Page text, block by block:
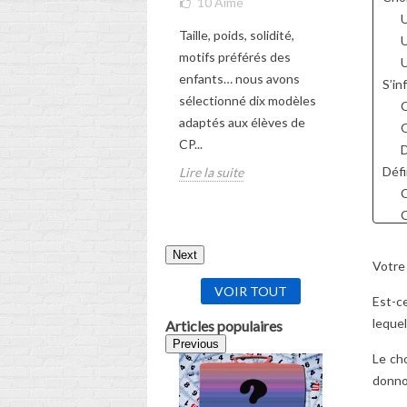
Taille, poids, solidité,
motifs préférés des
enfants… nous avons
sélectionné dix modèles
adaptés aux élèves de
CP...
Lire la suite
complet
le futur
enfant !
Lire la
Next
VOIR TOUT
Articles populaires
Previous
En
Est-
Le